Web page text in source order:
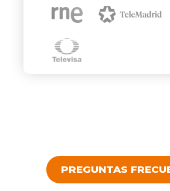
PREGUNTAS